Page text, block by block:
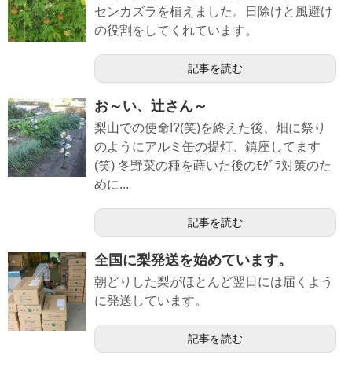
センカズラを植えました。日除けと風避け
の役割をしてくれています。
記事を読む
お～い、辻さん～
梨山での使命!?(笑)を終えた後、畑に祭り
のようにアルミ缶の提灯、鎮座してます
(笑) 冬野菜の種を蒔いた後のﾓｸﾞﾗ対策のた
めに...
記事を読む
全国に梨発送を始めています。
朝どりした梨がほとんど翌日には届くよう
に発送しています。
記事を読む